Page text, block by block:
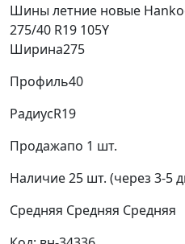
Шины летние новые
275/40 R19 105Y
Ширина275
Профиль40
РадиусR19
Продажапо 1 шт.
Наличие25 шт. (через 3-5
Средняя Средняя Средняя